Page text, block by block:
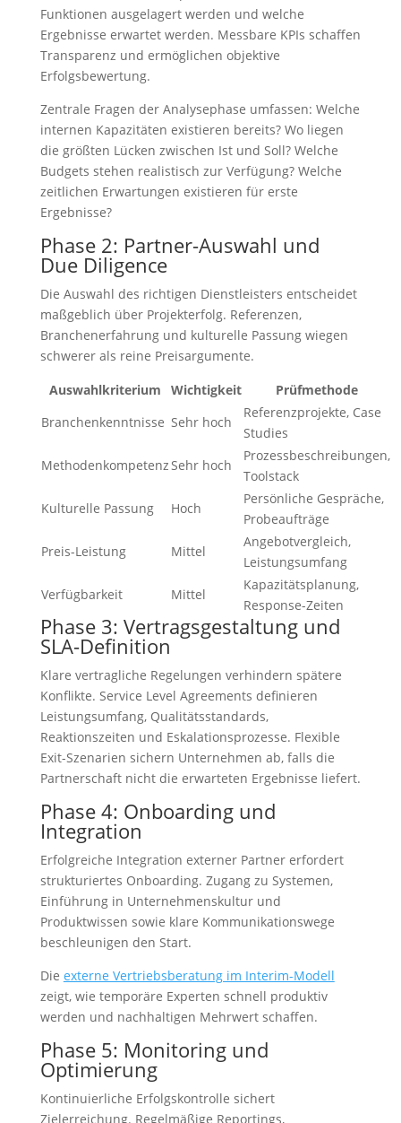
Funktionen ausgelagert werden und welche
Ergebnisse erwartet werden. Messbare KPIs schaffen
Transparenz und ermöglichen objektive
Erfolgsbewertung.
Zentrale Fragen der Analysephase umfassen: Welche
internen Kapazitäten existieren bereits? Wo liegen
die größten Lücken zwischen Ist und Soll? Welche
Budgets stehen realistisch zur Verfügung? Welche
zeitlichen Erwartungen existieren für erste
Ergebnisse?
Phase 2: Partner-Auswahl und
Due Diligence
Die Auswahl des richtigen Dienstleisters entscheidet
maßgeblich über Projekterfolg. Referenzen,
Branchenerfahrung und kulturelle Passung wiegen
schwerer als reine Preisargumente.
Auswahlkriterium
Wichtigkeit
Prüfmethode
Branchenkenntnisse Sehr hoch
Referenzprojekte, Case
Studies
MethodenkompetenzSehr hoch
Prozessbeschreibungen,
Toolstack
Kulturelle Passung
Hoch
Persönliche Gespräche,
Probeaufträge
Preis-Leistung
Mittel
Angebotvergleich,
Leistungsumfang
Verfügbarkeit
Mittel
Kapazitätsplanung,
Response-Zeiten
Phase 3: Vertragsgestaltung und
SLA-Definition
Klare vertragliche Regelungen verhindern spätere
Konflikte. Service Level Agreements definieren
Leistungsumfang, Qualitätsstandards,
Reaktionszeiten und Eskalationsprozesse. Flexible
Exit-Szenarien sichern Unternehmen ab, falls die
Partnerschaft nicht die erwarteten Ergebnisse liefert.
Phase 4: Onboarding und
Integration
Erfolgreiche Integration externer Partner erfordert
strukturiertes Onboarding. Zugang zu Systemen,
Einführung in Unternehmenskultur und
Produktwissen sowie klare Kommunikationswege
beschleunigen den Start.
Die externe Vertriebsberatung im Interim-Modell
zeigt, wie temporäre Experten schnell produktiv
werden und nachhaltigen Mehrwert schaffen.
Phase 5: Monitoring und
Optimierung
Kontinuierliche Erfolgskontrolle sichert
Zielerreichung. Regelmäßige Reportings,